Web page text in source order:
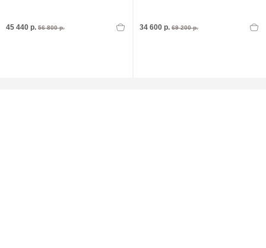
45 440 р. 56 800 р. 34 600 р. 69 200 р.